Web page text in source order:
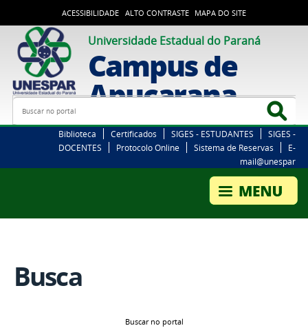
ACESSIBILIDADE ALTO CONTRASTE MAPA DO SITE
Universidade Estadual do Paraná
Campus de
Apucarana
Busca
Biblioteca Certificados SIGES - ESTUDANTES
SIGES -
DOCENTES
Protocolo Online Sistema de Reservas
E-
mail@unespar
Busca
Buscar no portal